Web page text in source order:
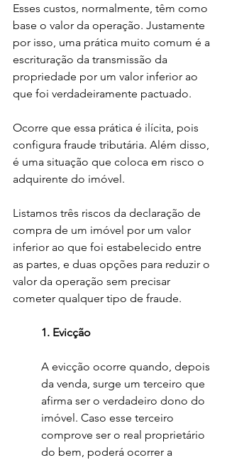
Esses custos, normalmente, têm como
base o valor da operação. Justamente
por isso, uma prática muito comum é a
escrituração da transmissão da
propriedade por um valor inferior ao
que foi verdadeiramente pactuado.
Ocorre que essa prática é ilícita, pois
configura fraude tributária. Além disso,
é uma situação que coloca em risco o
adquirente do imóvel.
Listamos três riscos da declaração de
compra de um imóvel por um valor
inferior ao que foi estabelecido entre
as partes, e duas opções para reduzir o
valor da operação sem precisar
cometer qualquer tipo de fraude.
1. Evicção
A evicção ocorre quando, depois
da venda, surge um terceiro que
afirma ser o verdadeiro dono do
imóvel. Caso esse terceiro
comprove ser o real proprietário
do bem, poderá ocorrer a